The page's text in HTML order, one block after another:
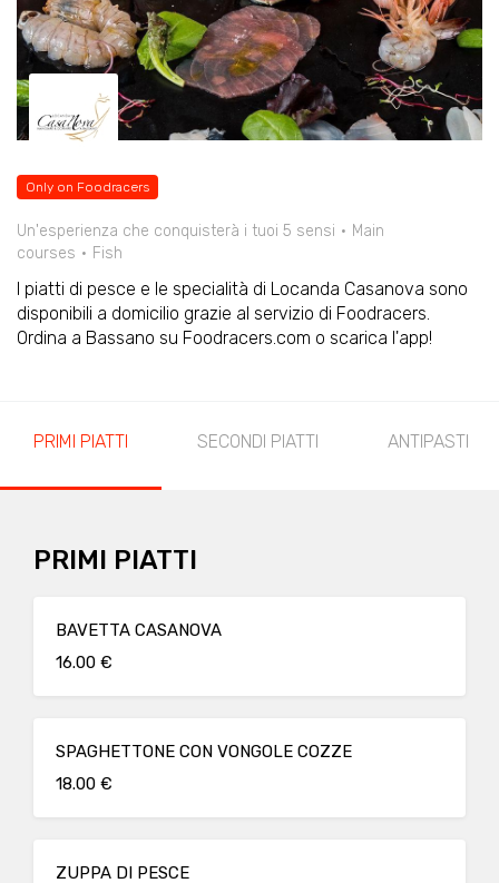
Only on Foodracers
Un'esperienza che conquisterà i tuoi 5 sensi
Main
courses
Fish
I piatti di pesce e le specialità di Locanda Casanova sono
disponibili a domicilio grazie al servizio di Foodracers.
Ordina a Bassano su Foodracers.com o scarica l'app!
PRIMI PIATTI SECONDI PIATTI ANTIPASTI
PRIMI PIATTI
BAVETTA CASANOVA
16.00 €
SPAGHETTONE CON VONGOLE COZZE
18.00 €
ZUPPA DI PESCE